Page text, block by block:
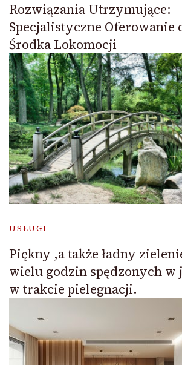
Rozwiązania Utrzymujące:
Specjalistyczne Oferowanie
Środka Lokomocji
USŁUGI
Piękny ,a także ładny
wielu godzin spędzonych w
w trakcie pielegnacji.